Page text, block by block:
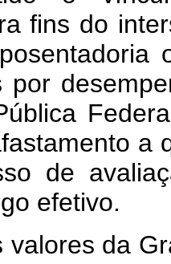
fins do
por
a
de
efetivo.
valores da